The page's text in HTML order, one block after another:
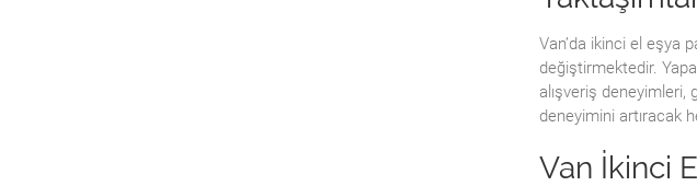
Van’da ikinci el eşya
değiştirmektedir.
alışveriş deneyimleri,
deneyimini artıracak
Van İkinci